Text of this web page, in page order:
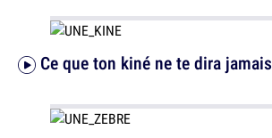
Ce que ton kiné ne te dira jamais